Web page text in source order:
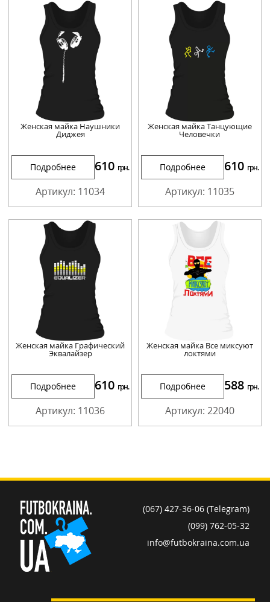
Женская майка Наушники
Диджея
Подробнее 610 грн.
Артикул: 11034
Женская майка Танцующие
Человечки
Подробнее 610 грн.
Артикул: 11035
Женская майка Графический
Эквалайзер
Подробнее 610 грн.
Артикул: 11036
Женская майка Все миксуют
локтями
Подробнее 588 грн.
Артикул: 22040
(067) 427-36-06 (Telegram)
(099) 762-05-32
info@futbokraina.com.ua